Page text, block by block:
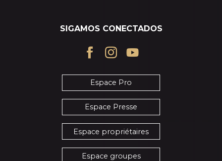
SIGAMOS CONECTADOS
Espace Pro
Espace Presse
Espace propriétaires
Espace groupes